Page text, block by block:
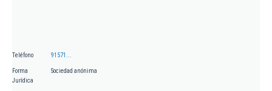
Teléfono 91571...
Forma
Jurídica
Sociedad anónima